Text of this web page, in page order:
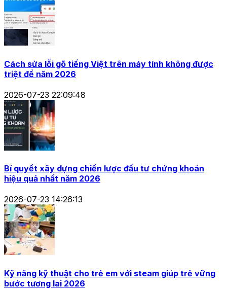
Cách sửa lỗi gõ tiếng Việt trên máy tính không được
triệt để năm 2026
2026-07-23 22:09:48
Bí quyết xây dựng chiến lược đầu tư chứng khoán
hiệu quả nhất năm 2026
2026-07-23 14:26:13
Kỹ năng kỹ thuật cho trẻ em với steam giúp trẻ vững
bước tương lai 2026